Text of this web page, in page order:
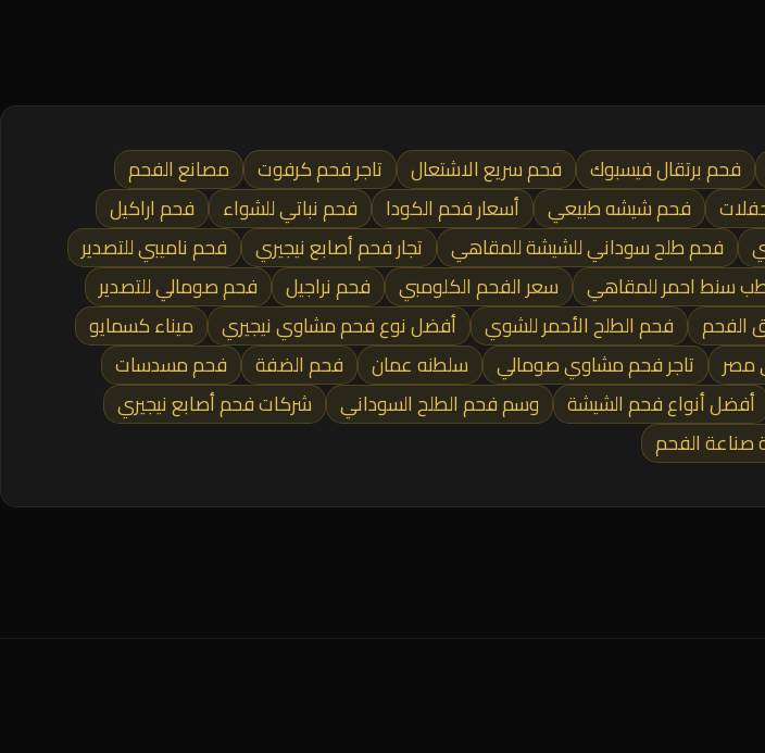
فحم برتقال فيسبوك فحم سريع الاشتعال تاجر فحم كرفوت
مصانع الفحم
فحم شيشه طبيعي أسعار فحم الكودا فحم نباتي للشواء
فحم اراكيل
فحم طلح سوداني للشيشة للمقاهي تجار فحم أصابع نيجيري
فحم ناميبي للتصدير
سنط احمر للمقاهي سعر الفحم الكلومبي فحم نراجيل
فحم صومالي للتصدير
الفحم فحم الطلح الأحمر للشوي أفضل نوع فحم مشاوي نيجيري
ميناء كسمايو
مصر تاجر فحم مشاوي صومالي سلطنه عمان فحم الضفة
فحم مسدسات
أفضل أنواع فحم الشيشة وسم فحم الطلح السوداني
شركات فحم أصابع نيجيري
صناعة الفحم